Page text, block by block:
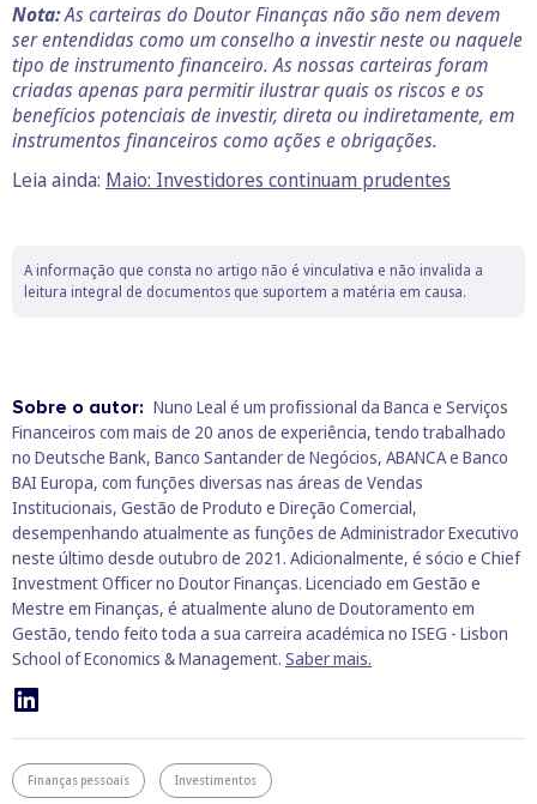
Nota:As carteiras do Doutor Finanças não são nem devem
ser entendidas como um conselho a investir neste ou naquele
tipo de instrumento financeiro. As nossas carteiras foram
criadas apenas para permitir ilustrar quais os riscos e os
benefícios potenciais de investir, direta ou indiretamente, em
instrumentos financeiros como ações e obrigações.
Leia ainda: Maio: Investidores continuam prudentes
A informação que consta no artigo não é vinculativa e não invalida a
leitura integral de documentos que suportem a matéria em causa.
Sobre o autor: Nuno Leal é um profissional da Banca e Serviços
Financeiros com mais de 20 anos de experiência, tendo trabalhado
no Deutsche Bank, Banco Santander de Negócios, ABANCA e Banco
BAI Europa, com funções diversas nas áreas de Vendas
Institucionais, Gestão de Produto e Direção Comercial,
desempenhando atualmente as funções de Administrador Executivo
neste último desde outubro de 2021. Adicionalmente, é sócio e Chief
Investment Officer no Doutor Finanças. Licenciado em Gestão e
Mestre em Finanças, é atualmente aluno de Doutoramento em
Gestão, tendo feito toda a sua carreira académica no ISEG - Lisbon
School of Economics & Management. Saber mais.
Finanças pessoais Investimentos